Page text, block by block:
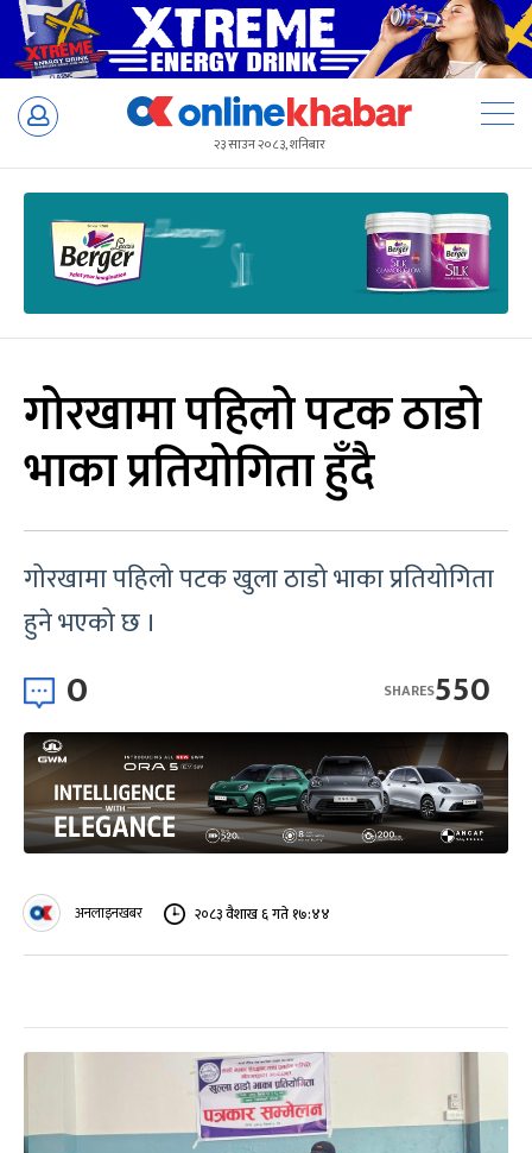
Skip
२३ साउन २०८३, शनिबार
गोरखामा पहिलो पटक ठाडो
भाका प्रतियोगिता हुँदै
गोरखामा पहिलो पटक खुला ठाडो भाका प्रतियोगिता
हुने भएको छ ।
0 550
SHARES
अनलाइनखबर २०८३ वैशाख ६ गते १७:४४